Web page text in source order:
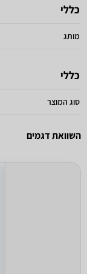
כללי
מותג
כללי
סוג המוצר
השוואת דגמים